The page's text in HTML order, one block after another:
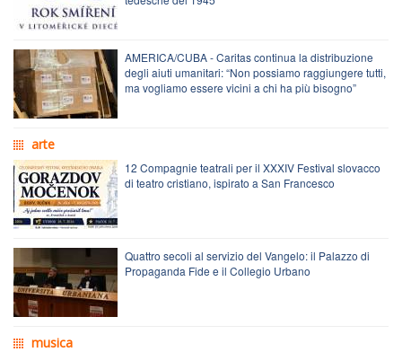
AMERICA/CUBA - Caritas continua la distribuzione
degli aiuti umanitari: “Non possiamo raggiungere tutti,
ma vogliamo essere vicini a chi ha più bisogno”
arte
12 Compagnie teatrali per il XXXIV Festival slovacco
di teatro cristiano, ispirato a San Francesco
Quattro secoli al servizio del Vangelo: il Palazzo di
Propaganda Fide e il Collegio Urbano
musica